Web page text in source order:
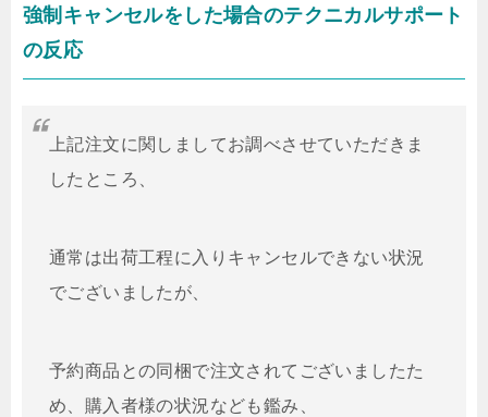
強制キャンセルをした場合のテクニカルサポート
の反応
上記注文に関しましてお調べさせていただきま
したところ、
通常は出荷工程に入りキャンセルできない状況
でございましたが、
予約商品との同梱で注文されてございましたた
め、購入者様の状況なども鑑み、